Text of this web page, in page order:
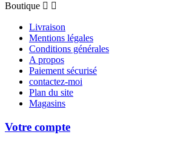
Boutique  
Livraison
Mentions légales
Conditions générales
A propos
Paiement sécurisé
contactez-moi
Plan du site
Magasins
Votre compte